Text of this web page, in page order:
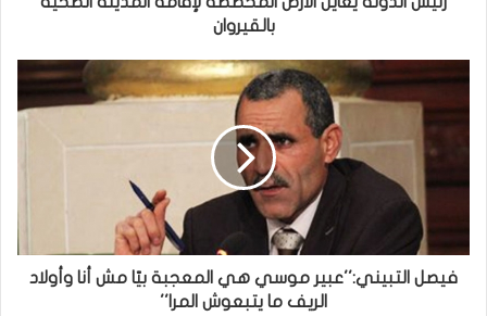
بالقيروان
فيصل التبيني:''عبير موسي هي المعجبة بيّا مش أنا وأولاد
الريف ما يتبعوش المرا''